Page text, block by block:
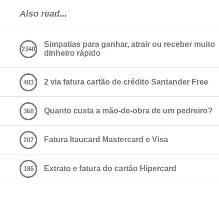
Also read...
Simpatias para ganhar, atrair ou receber muito
dinheiro rápido
2340
2 via fatura cartão de crédito Santander Free
403
Quanto custa a mão-de-obra de um pedreiro?
368
Fatura Itaucard Mastercard e Visa
207
Extrato e fatura do cartão Hipercard
186